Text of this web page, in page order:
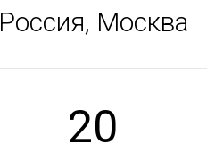
Россия, Москва
20